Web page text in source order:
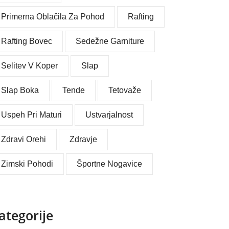
Primerna Oblačila Za Pohod Rafting
Rafting Bovec Sedežne Garniture
Selitev V Koper Slap
Slap Boka Tende Tetovaže
Uspeh Pri Maturi Ustvarjalnost
Zdravi Orehi Zdravje
Zimski Pohodi Športne Nogavice